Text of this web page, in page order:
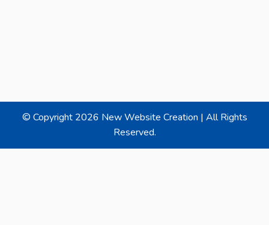
© Copyright 2026 New Website Creation | All Rights
Reserved.